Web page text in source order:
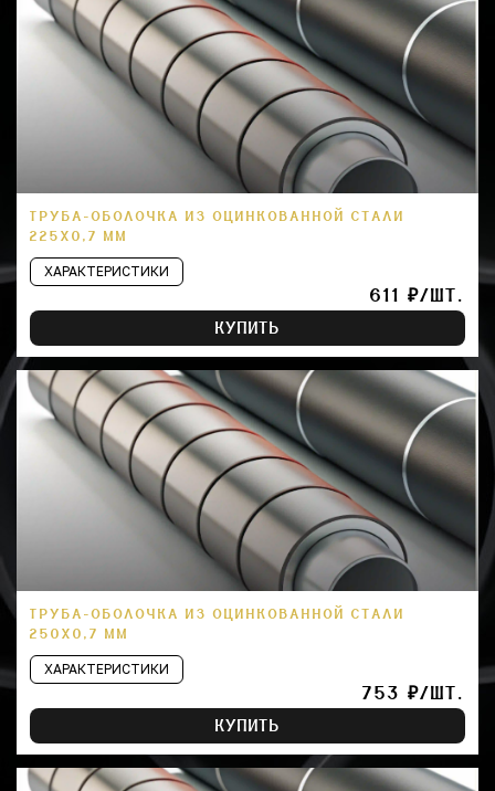
ТРУБА-ОБОЛОЧКА ИЗ ОЦИНКОВАННОЙ СТАЛИ
225Х0,7 ММ
ХАРАКТЕРИСТИКИ
611 ₽/ШТ.
КУПИТЬ
ТРУБА-ОБОЛОЧКА ИЗ ОЦИНКОВАННОЙ СТАЛИ
250Х0,7 ММ
ХАРАКТЕРИСТИКИ
753 ₽/ШТ.
КУПИТЬ